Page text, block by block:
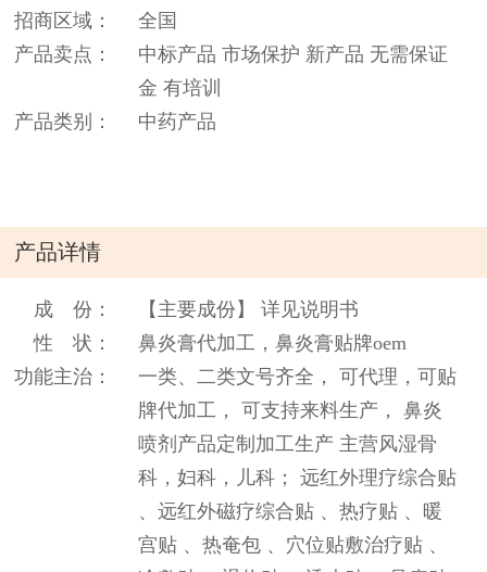
招商区域：
全国
产品卖点：
中标产品 市场保护 新产品 无需保证
金 有培训
产品类别：
中药产品
产品详情
成 份：
【主要成份】 详见说明书
性 状：
鼻炎膏代加工，鼻炎膏贴牌oem
功能主治：
一类、二类文号齐全， 可代理，可贴
牌代加工， 可支持来料生产， 鼻炎
喷剂产品定制加工生产 主营风湿骨
科，妇科，儿科； 远红外理疗综合贴
、远红外磁疗综合贴 、热疗贴 、暖
宫贴 、热奄包 、穴位贴敷治疗贴 、